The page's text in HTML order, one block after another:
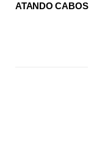
ATANDO CABOS